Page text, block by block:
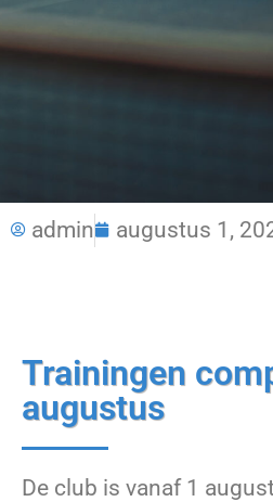
admin augustus 1,
Trainingen
augustus
De club is vanaf 1